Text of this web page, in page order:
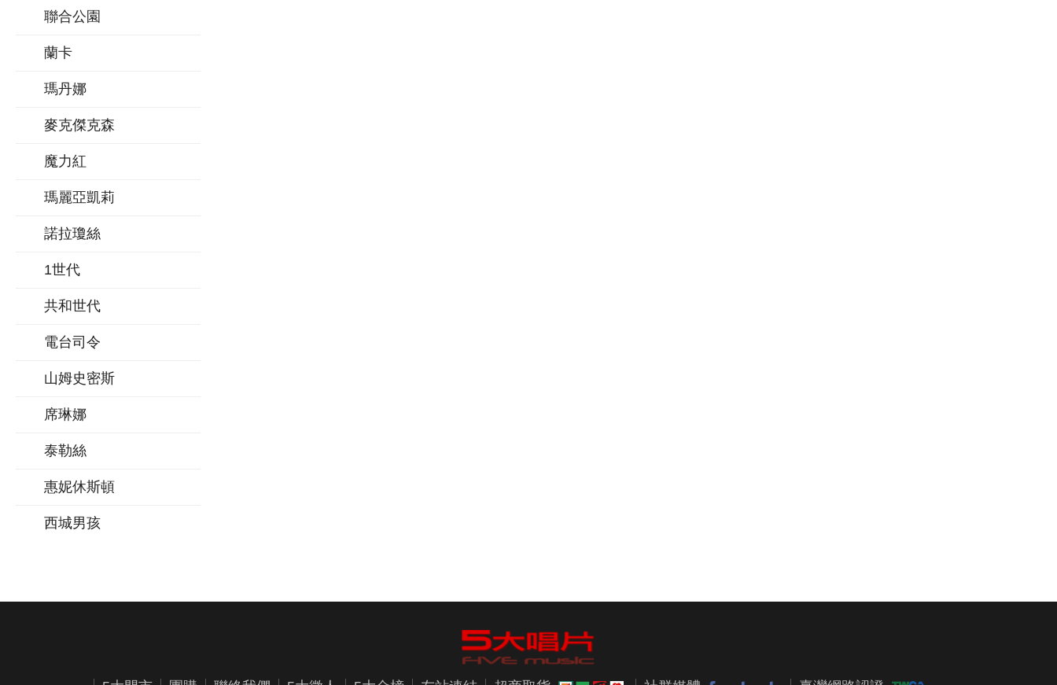
聯合公園
蘭卡
瑪丹娜
麥克傑克森
魔力紅
瑪麗亞凱莉
諾拉瓊絲
1世代
共和世代
電台司令
山姆史密斯
席琳娜
泰勒絲
惠妮休斯頓
西城男孩